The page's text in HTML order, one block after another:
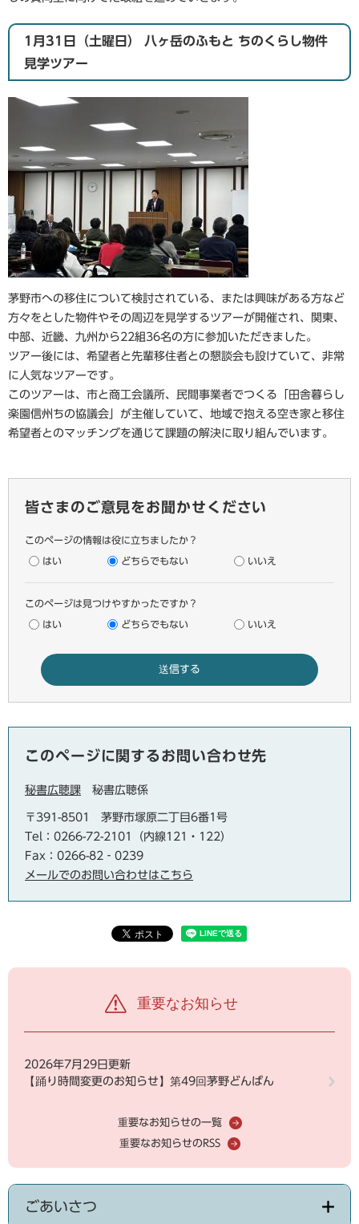
1月31日（土曜日） 八ヶ岳のふもと ちのくらし物件
見学ツアー
茅野市への移住について検討されている、または興味がある方など
方々をとした物件やその周辺を見学するツアーが開催され、関東、
中部、近畿、九州から22組36名の方に参加いただきました。
ツアー後には、希望者と先輩移住者との懇談会も設けていて、非常
に人気なツアーです。
このツアーは、市と商工会議所、民間事業者でつくる「田舎暮らし
楽園信州ちの協議会」が主催していて、地域で抱える空き家と移住
希望者とのマッチングを通じて課題の解決に取り組んでいます。
皆さまのご意見をお聞かせください
このページの情報は役に立ちましたか？
はい どちらでもない いいえ
このページは見つけやすかったですか？
はい どちらでもない いいえ
このページに関するお問い合わせ先
秘書広聴課 秘書広聴係
〒391-8501
茅野市塚原二丁目6番1号
Tel：0266-72-2101（内線121・122）
Fax：0266-82‐0239
メールでのお問い合わせはこちら
重要なお知らせ
2026年7月29日更新
【踊り時間変更のお知らせ】第49回茅野どんばん
重要なお知らせの一覧
重要なお知らせのRSS
ごあいさつ